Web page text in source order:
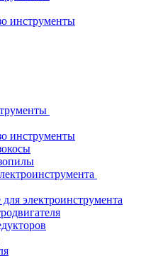
инструменты
инструменты
электроинструмента